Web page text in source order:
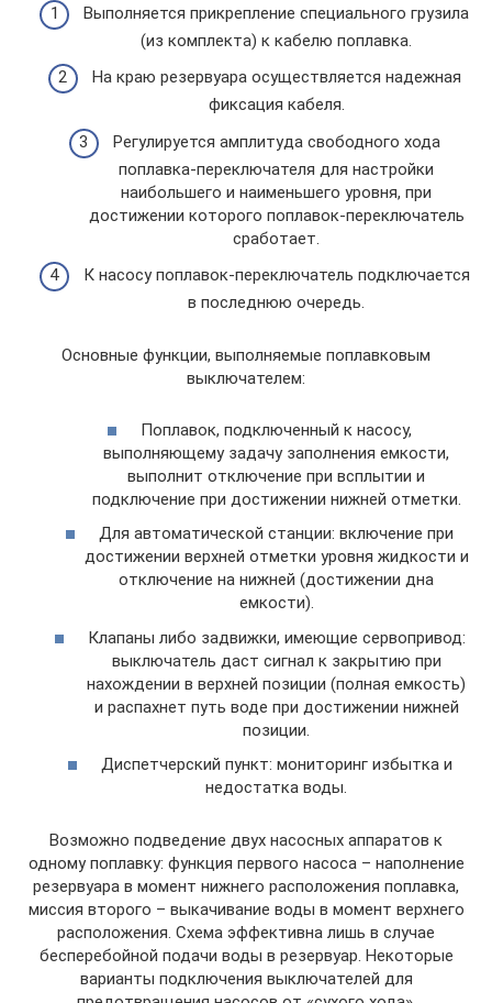
Выполняется прикрепление специального грузила
(из комплекта) к кабелю поплавка.
На краю резервуара осуществляется надежная
фиксация кабеля.
Регулируется амплитуда свободного хода
поплавка-переключателя для настройки
наибольшего и наименьшего уровня, при
достижении которого поплавок-переключатель
сработает.
К насосу поплавок-переключатель подключается
в последнюю очередь.
Основные функции, выполняемые поплавковым
выключателем:
Поплавок, подключенный к насосу,
выполняющему задачу заполнения емкости,
выполнит отключение при всплытии и
подключение при достижении нижней отметки.
Для автоматической станции: включение при
достижении верхней отметки уровня жидкости и
отключение на нижней (достижении дна
емкости).
Клапаны либо задвижки, имеющие сервопривод:
выключатель даст сигнал к закрытию при
нахождении в верхней позиции (полная емкость)
и распахнет путь воде при достижении нижней
позиции.
Диспетчерский пункт: мониторинг избытка и
недостатка воды.
Возможно подведение двух насосных аппаратов к
одному поплавку: функция первого насоса – наполнение
резервуара в момент нижнего расположения поплавка,
миссия второго – выкачивание воды в момент верхнего
расположения. Схема эффективна лишь в случае
бесперебойной подачи воды в резервуар. Некоторые
варианты подключения выключателей для